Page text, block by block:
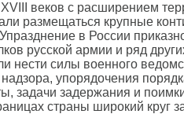
веков с расширением
размещаться крупные
в России
русской армии и ряд
нести силы военного
упорядочения
задачи задержания и
страны широкий